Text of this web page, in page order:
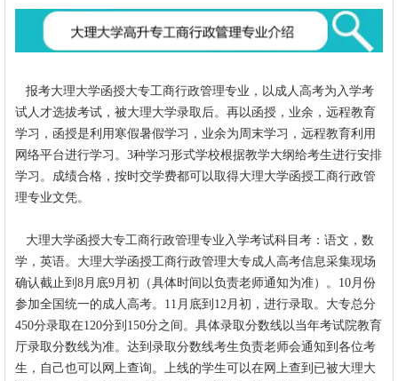
报考大理大学函授大专工商行政管理专业，以成人高考为入学考
试人才选拔考试，被大理大学录取后。再以函授，业余，远程教育
学习，函授是利用寒假暑假学习，业余为周末学习，远程教育利用
网络平台进行学习。3种学习形式学校根据教学大纲给考生进行安排
学习。成绩合格，按时交学费都可以取得大理大学函授工商行政管
理专业文凭。
大理大学函授大专工商行政管理专业入学考试科目考：语文，数
学，英语。大理大学函授工商行政管理大专成人高考信息采集现场
确认截止到8月底9月初（具体时间以负责老师通知为准）。10月份
参加全国统一的成人高考。11月底到12月初，进行录取。大专总分
450分录取在120分到150分之间。具体录取分数线以当年考试院教育
厅录取分数线为准。达到录取分数线考生负责老师会通知到各位考
生，自己也可以网上查询。上线的学生可以在网上查到已被大理大